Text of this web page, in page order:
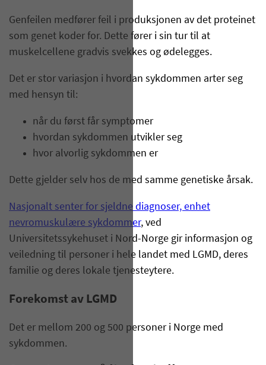
Genfeilen medfører feil i produksjonen av det proteinet
som genet koder for. Dette fører i sin tur til at
muskelcellene gradvis svekkes og ødelegges.
Det er stor variasjon i hvordan sykdommen arter seg
med hensyn til:
når du først får symptomer
hvordan sykdommen utvikler seg
hvor alvorlig sykdommen er
Dette gjelder selv hos de med samme genetiske årsak.
Nasjonalt senter for sjeldne diagnoser, enhet
nevromuskulære sykdommer, ved
Universitetssykehuset i Nord-Norge gir informasjon og
veiledning til personer i hele landet med LGMD, deres
familie og deres lokale tjenesteytere.
Forekomst av LGMD
Det er mellom 200 og 500 personer i Norge med
sykdommen.